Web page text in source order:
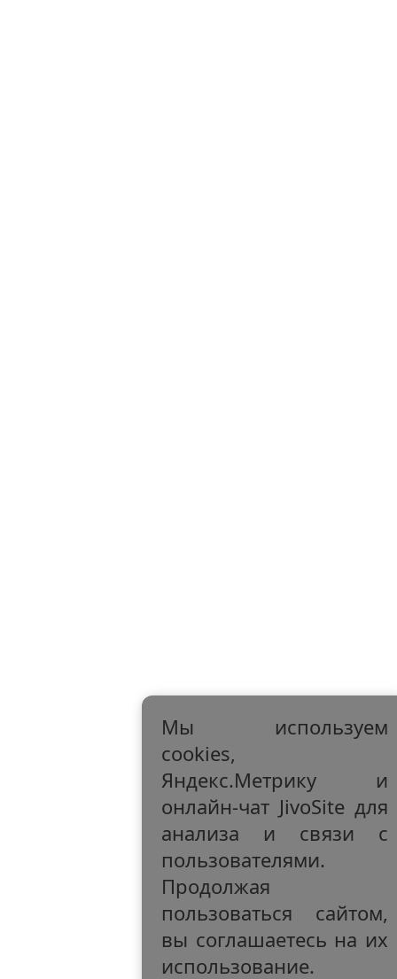
Мы используем
cookies,
Яндекс.Метрику и
онлайн-чат JivoSite для
анализа и связи с
пользователями.
Продолжая
пользоваться сайтом,
вы соглашаетесь на их
использование.